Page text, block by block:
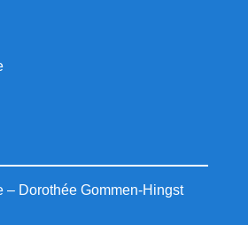
– Dorothée Gommen-Hingst